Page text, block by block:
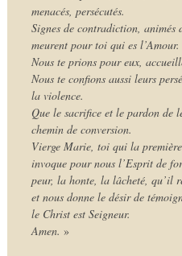
menacés, persécutés.
Signes de contradiction, animés
meurent pour toi qui es l’Amour.
Nous te prions pour eux,
Nous te confions aussi leurs
la violence.
Que le sacrifice et le pardon de
chemin de conversion.
Vierge Marie, toi qui la
invoque pour nous l’Esprit de
peur, la honte, la lâcheté, qu’il
et nous donne le désir de
le Christ est Seigneur.
Amen. »